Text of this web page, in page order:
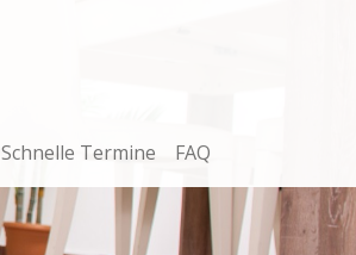
Schnelle Termine FAQ